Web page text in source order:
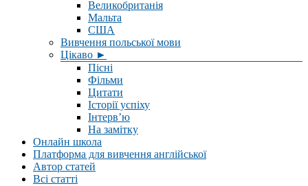
Великобританія
Мальта
США
Вивчення польської мови
Цікаво ►
Пісні
Фільми
Цитати
Історії успіху
Інтерв’ю
На замітку
Онлайн школа
Платформа для вивчення англійської
Автор статей
Всі статті